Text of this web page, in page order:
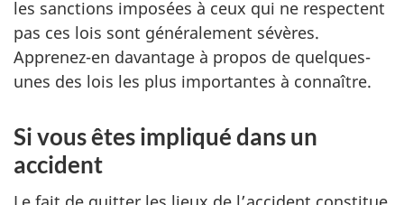
les sanctions imposées à ceux qui ne respectent
pas ces lois sont généralement sévères.
Apprenez-en davantage à propos de quelques-
unes des lois les plus importantes à connaître.
Si vous êtes impliqué dans un
accident